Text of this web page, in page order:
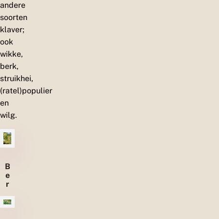
andere
soorten
klaver;
ook
wikke,
berk,
struikhei,
(ratel)populier
en
wilg.
B
e
r